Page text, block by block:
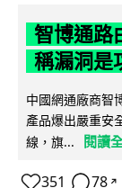
智博通路
稱漏洞是
中國網通廠商智
產品爆出嚴重安
線，旗...
閱讀
351 78 ↗